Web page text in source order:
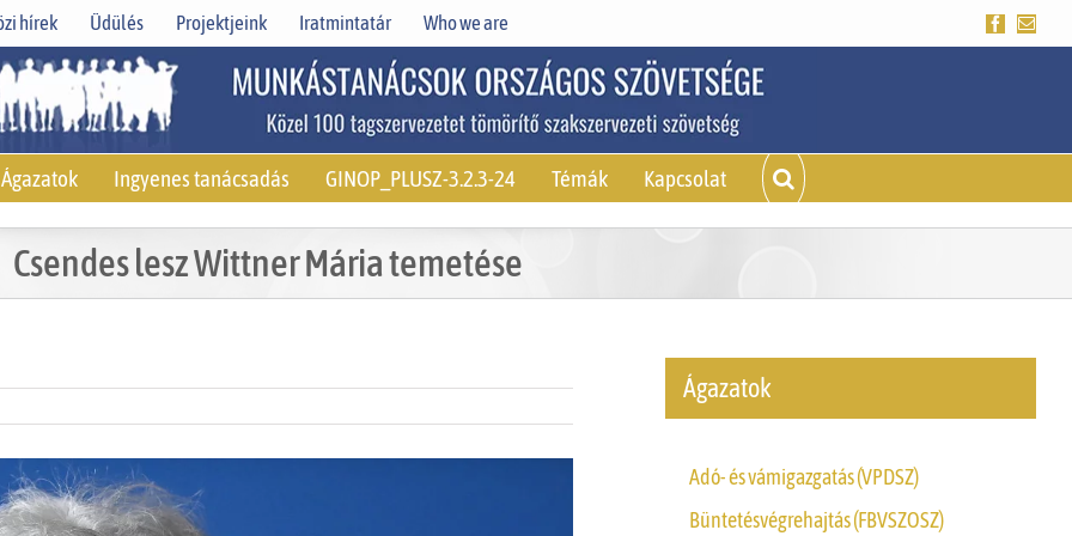
hírek Üdülés Projektjeink Iratmintatár Who we are Facebook
Ágazatok Ingyenes tanácsadás GINOP_PLUSZ-3.2.3-24 Témák Kapcsolat
Csendes lesz Wittner Mária temetése
Ágazatok
Adó- és vámigazgatás (VPDSZ)
Büntetésvégrehajtás (FBVSZOSZ)